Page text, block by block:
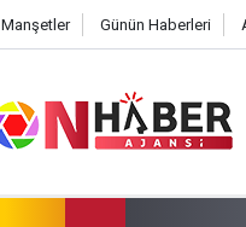
Manşetler Günün Haberleri